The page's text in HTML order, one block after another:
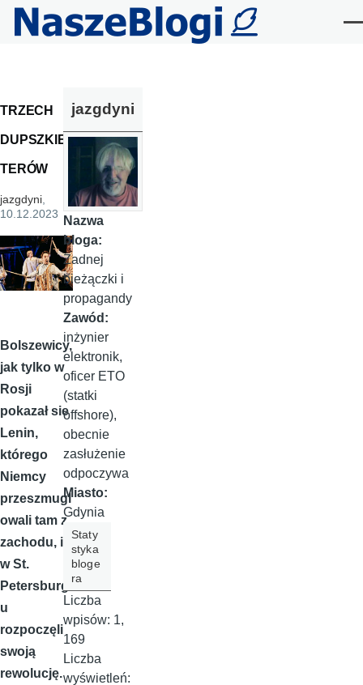
Przejdź do treści
TRZECH
DUPSZKIE
TERÓW
jazgdyni,
10.12.2023
Bolszewicy,
jak tylko w
Rosji
pokazał sie
Lenin,
którego
Niemcy
przeszmugl
owali tam z
zachodu, i
w St.
Petersburg
u
rozpoczęli
swoją
rewolucję.
jazgdyni
Nazwa
bloga:
Żadnej
bieżączki i
propagandy
Zawód:
inżynier
elektronik,
oficer ETO
(statki
offshore),
obecnie
zasłużenie
odpoczywa
Miasto:
Gdynia
Staty
styka
bloge
ra
Liczba
wpisów: 1,
169
Liczba
wyświetleń: